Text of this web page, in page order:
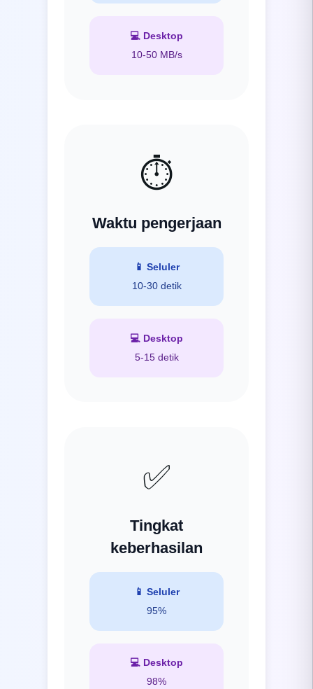
💻 Desktop
10-50 MB/s
⏱️
Waktu pengerjaan
📱 Seluler
10-30 detik
💻 Desktop
5-15 detik
✅
Tingkat
keberhasilan
📱 Seluler
95%
💻 Desktop
98%